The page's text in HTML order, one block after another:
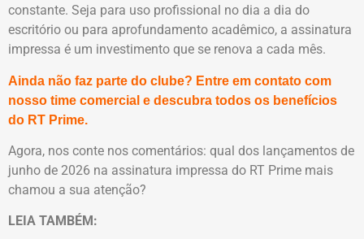
constante. Seja para uso profissional no dia a dia do
escritório ou para aprofundamento acadêmico, a assinatura
impressa é um investimento que se renova a cada mês.
Ainda não faz parte do clube? Entre em contato com
nosso time comercial e descubra todos os benefícios
do RT Prime.
Agora, nos conte nos comentários: qual dos lançamentos de
junho de 2026 na assinatura impressa do RT Prime mais
chamou a sua atenção?
LEIA TAMBÉM: